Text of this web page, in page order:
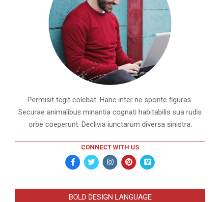
Permisit tegit colebat. Hanc inter ne sponte figuras.
Securae animalibus minantia cognati habitabilis sua rudis
orbe coeperunt. Declivia iunctarum diversa sinistra.
CONNECT WITH US
BOLD DESIGN LANGUAGE